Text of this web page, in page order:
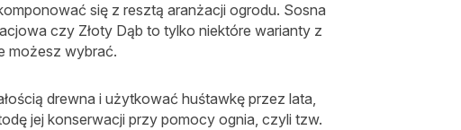
się z resztą aranżacji ogrodu. Sosna
czy Złoty Dąb to tylko niektóre warianty z
możesz wybrać.
drewna i użytkować huśtawkę przez lata,
jej konserwacji przy pomocy ognia, czyli tzw.